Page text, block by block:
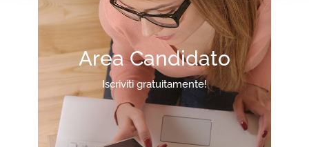
Area Candidato
Iscriviti gratuitamente!